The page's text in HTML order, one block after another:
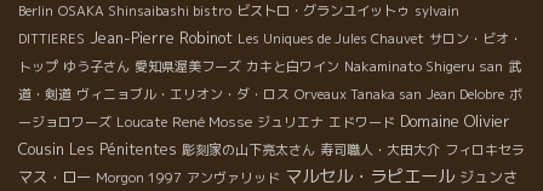
Berlin OSAKA Shinsaibashi bistro ビストロ・グランユイットゥ sylvain
DITTIERES Jean-Pierre Robinot Les Uniques de Jules Chauvet サロン・ビオ・
トップ ゆう子さん 愛知県渥美フーズ カキと白ワイン Nakaminato Shigeru san 武
道・剣道 ヴィニョブル・エリオン・ダ・ロス Orveaux Tanaka san Jean Delobre ボ
ージョロワーズ Loucate René Mosse ジュリエナ エドワード Domaine Olivier
Cousin Les Pénitentes 彫刻家の山下亮太さん 寿司職人・大田大介 フィロキセラ
マス・ロー Morgon 1997 アンヴァリッド マルセル・ラピエール ジュンさ